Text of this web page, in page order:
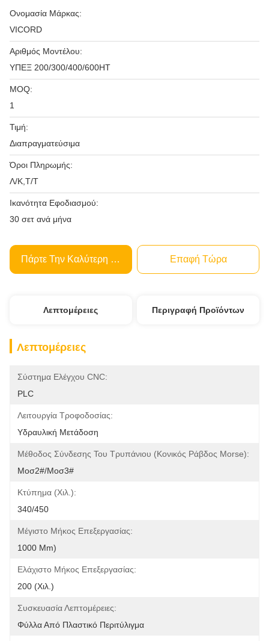
Ονομασία Μάρκας:
VICORD
Αριθμός Μοντέλου:
ΥΠΕΞ 200/300/400/600HT
MOQ:
1
Τιμή:
Διαπραγματεύσιμα
Όροι Πληρωμής:
Λ/Κ,Τ/Τ
Ικανότητα Εφοδιασμού:
30 σετ ανά μήνα
Πάρτε Την Καλύτερη Τιμή Επαφή Τώρα
Λεπτομέρειες Περιγραφή Προϊόντων
Λεπτομέρειες
Σύστημα Ελέγχου CNC:
PLC
Λειτουργία Τροφοδοσίας:
Υδραυλική Μετάδοση
Μέθοδος Σύνδεσης Του Τρυπάνιου (κονικός Ράβδος Morse):
Μοσ2#/Μοσ3#
Κτύπημα (χιλ.):
340/450
Μέγιστο Μήκος Επεξεργασίας:
1000 Mm)
Ελάχιστο Μήκος Επεξεργασίας:
200 (χιλ.)
Συσκευασία Λεπτομέρειες:
Φύλλα Από Πλαστικό Περιτύλιγμα